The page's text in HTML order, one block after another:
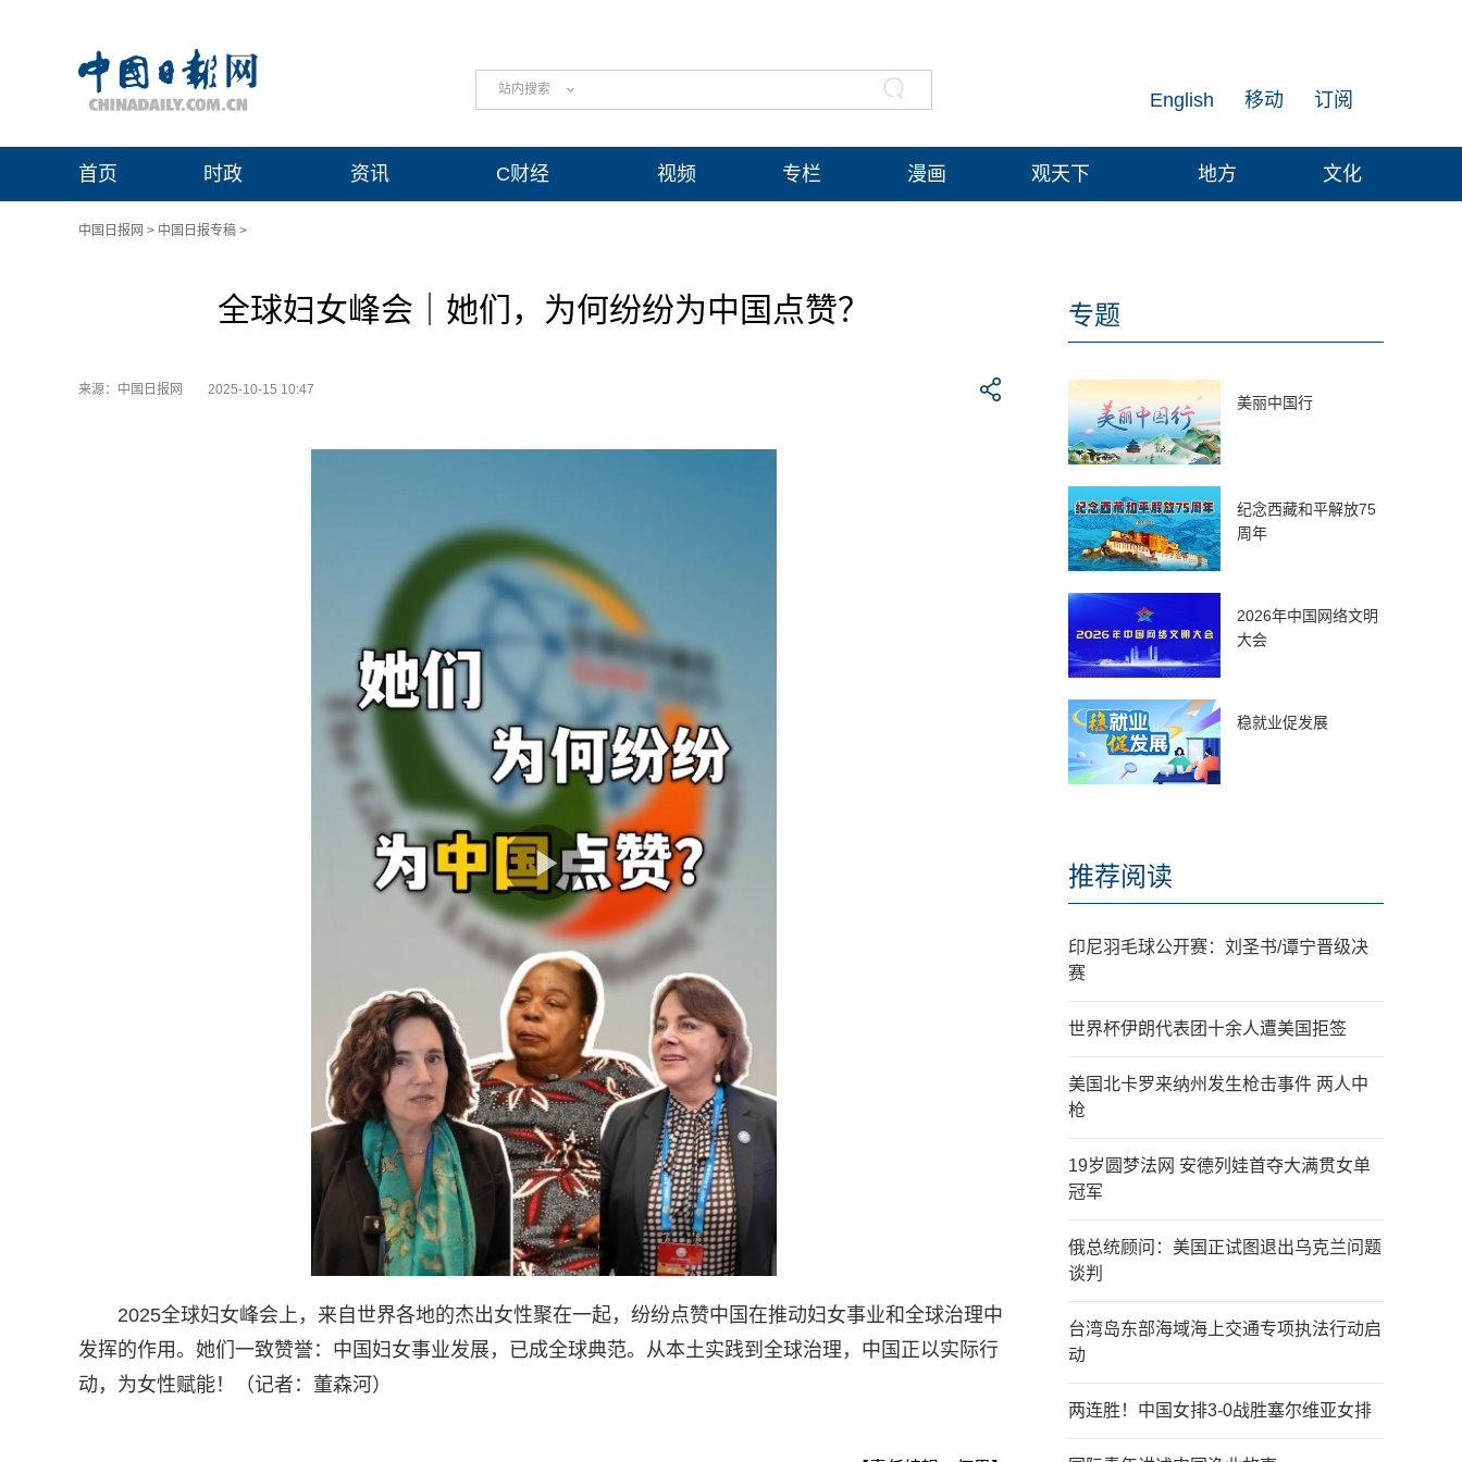
站内搜索 订阅
移动
English
首页 时政 资讯 C财经 视频 专栏 漫画 观天下 地方 文化
中国日报网 > 中国日报专稿 >
全球妇女峰会｜她们，为何纷纷为中国点赞？
来源：中国日报网 2025-10-15 10:47
2025全球妇女峰会上，来自世界各地的杰出女性聚在一起，纷纷点赞中国在推动妇女事业和全球治理中
发挥的作用。她们一致赞誉：中国妇女事业发展，已成全球典范。从本土实践到全球治理，中国正以实际行
动，为女性赋能！（记者：董森河）
专题
美丽中国行
纪念西藏和平解放75
周年
2026年中国网络文明
大会
稳就业促发展
推荐阅读
印尼羽毛球公开赛：刘圣书/谭宁晋级决
赛
世界杯伊朗代表团十余人遭美国拒签
美国北卡罗来纳州发生枪击事件 两人中
枪
19岁圆梦法网 安德列娃首夺大满贯女单
冠军
俄总统顾问：美国正试图退出乌克兰问题
谈判
台湾岛东部海域海上交通专项执法行动启
动
两连胜！中国女排3-0战胜塞尔维亚女排